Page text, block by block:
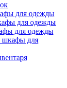
для одежды
для одежды
для одежды
шкафы для